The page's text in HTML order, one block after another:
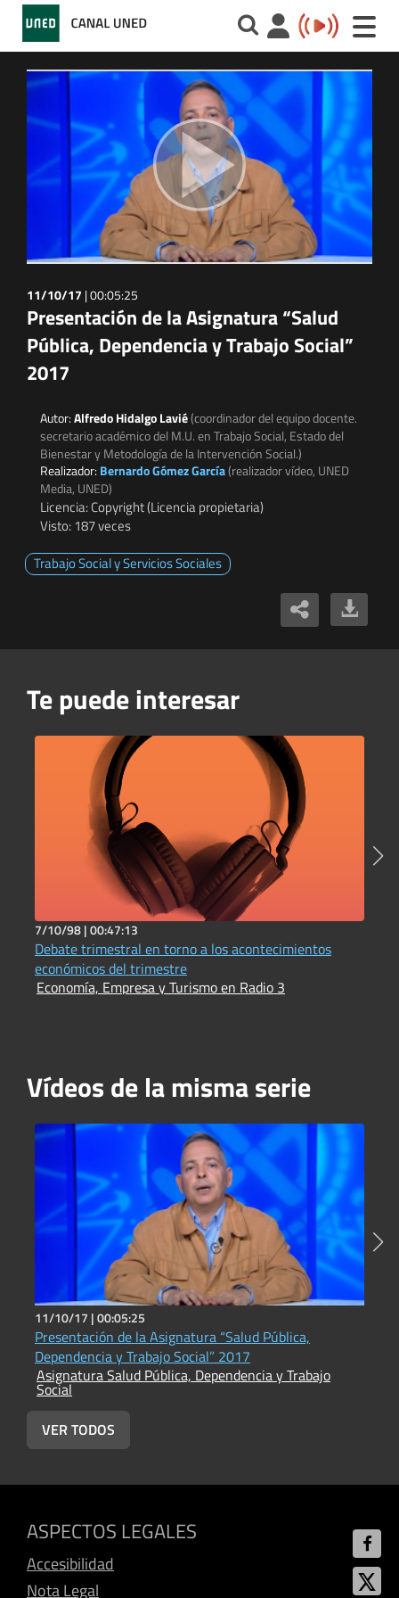
Toggle
11/10/17 |00:05:25
Presentación de la Asignatura “Salud
Pública, Dependencia y Trabajo Social”
2017
Autor:Alfredo Hidalgo Lavié(coordinador del equipo docente.
secretario académico del M.U. en Trabajo Social, Estado del
Bienestar y Metodología de la Intervención Social.)
Realizador: Bernardo Gómez García(realizador vídeo, UNED
Media, UNED)
Licencia: Copyright (Licencia propietaria)
Visto: 187 veces
Trabajo Social y Servicios Sociales
Te puede interesar
7/10/98 |00:47:13
Debate trimestral en torno a los acontecimientos
económicos del trimestre
Economía, Empresa y Turismo en Radio 3
Vídeos de la misma serie
11/10/17 |00:05:25
Presentación de la Asignatura “Salud Pública,
Dependencia y Trabajo Social” 2017
Asignatura Salud Pública, Dependencia y Trabajo
Social
VER TODOS
ASPECTOS LEGALES
Accesibilidad
Nota Legal